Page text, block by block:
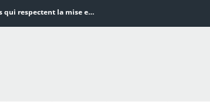
Word en PDF : les outils qui respectent la mise en page